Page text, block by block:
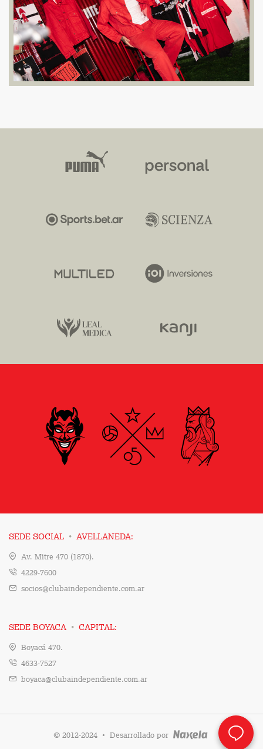
SEDE SOCIAL · AVELLANEDA:
Av. Mitre 470 (1870).
4229-7600
socios@clubaindependiente.com.ar
SEDE BOYACA · CAPITAL:
Boyacá 470.
4633-7527
boyaca@clubaindependiente.com.ar
© 2012-2024 · Desarrollado por